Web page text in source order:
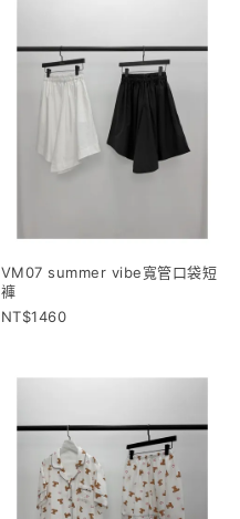
VM07 summer vibe寬管口袋短
褲
1460